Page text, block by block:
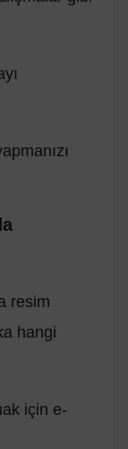
resim
hangi
için e-